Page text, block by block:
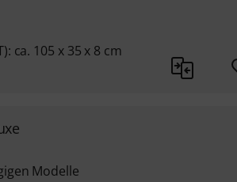
ca. 105 x 35 x 8 cm
Modelle